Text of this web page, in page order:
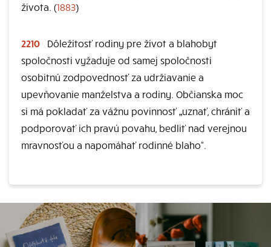
života. (1883)
2210
Dôležitosť rodiny pre život a blahobyt
spoločnosti vyžaduje od samej spoločnosti
osobitnú zodpovednosť za udržiavanie a
upevňovanie manželstva a rodiny. Občianska moc
si má pokladať za vážnu povinnosť „uznať, chrániť a
podporovať ich pravú povahu, bedliť nad verejnou
mravnosťou a napomáhať rodinné blaho“.